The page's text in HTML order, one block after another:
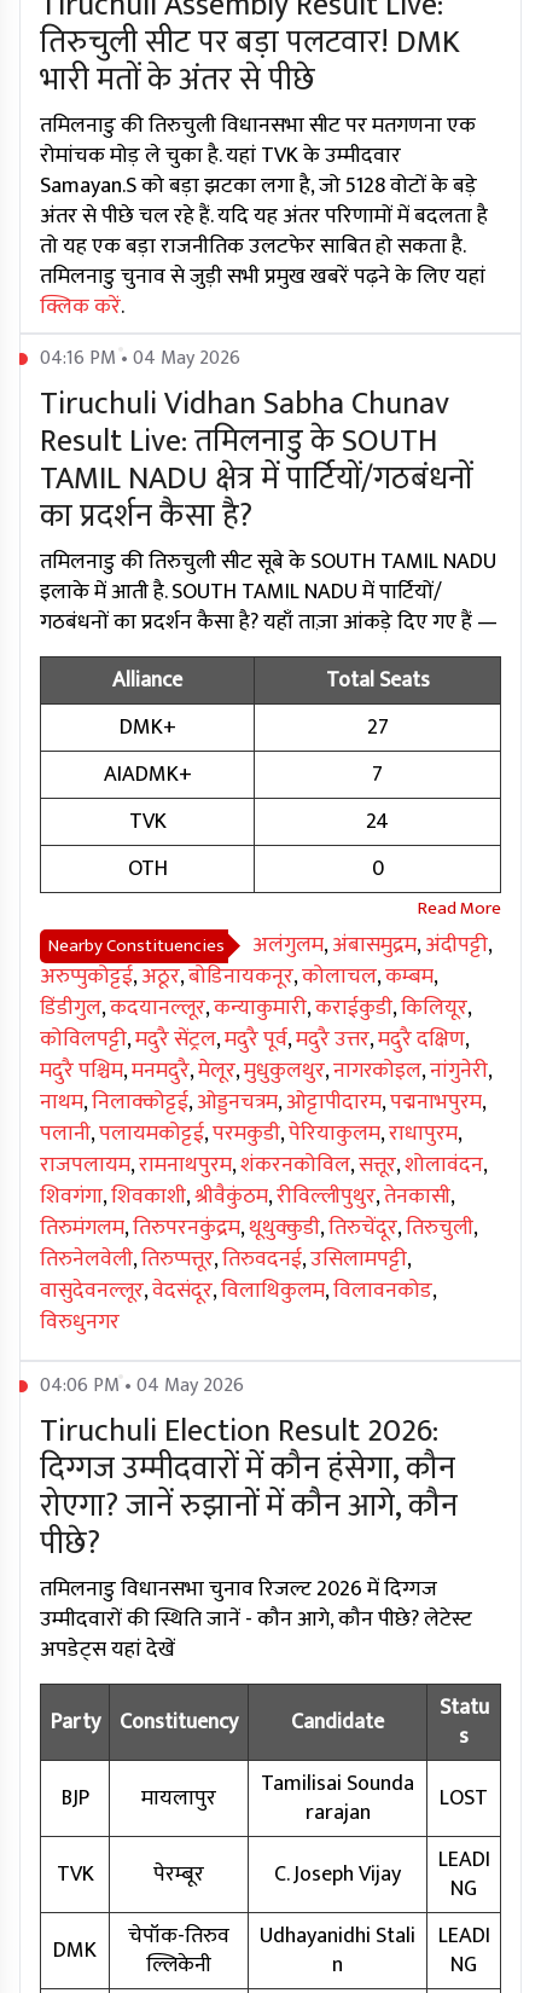
तिरुचुली सीट पर बड़ा पलटवार! DMK
भारी मतों के अंतर से पीछे
तमिलनाडु की तिरुचुली विधानसभा सीट पर मतगणना एक
रोमांचक मोड़ ले चुका है. यहां TVK के उम्मीदवार
Samayan.S को बड़ा झटका लगा है, जो 5128 वोटों के बड़े
अंतर से पीछे चल रहे हैं. यदि यह अंतर परिणामों में बदलता है
तो यह एक बड़ा राजनीतिक उलटफेर साबित हो सकता है.
तमिलनाडु चुनाव से जुड़ी सभी प्रमुख खबरें पढ़ने के लिए यहां
क्लिक करें.
04:16 PM • 04 May 2026
Tiruchuli Vidhan Sabha Chunav
Result Live: तमिलनाडु के SOUTH
TAMIL NADU क्षेत्र में पार्टियों/गठबंधनों
का प्रदर्शन कैसा है?
तमिलनाडु की तिरुचुली सीट सूबे के SOUTH TAMIL NADU
इलाके में आती है. SOUTH TAMIL NADU में पार्टियों/
गठबंधनों का प्रदर्शन कैसा है? यहाँ ताज़ा आंकड़े दिए गए हैं —
Alliance
Total Seats
DMK+
27
AIADMK+
7
TVK
24
OTH
0
Nearby Constituencies अलंगुलम,अंबासमुद्रम,अंदीपट्टी,
अरुप्पुकोट्टई,अठूर,बोडिनायकनूर,कोलाचल,कम्बम,
डिंडीगुल,कदयानल्लूर,कन्याकुमारी,कराईकुडी,किलियूर,
कोविलपट्टी,मदुरै सेंट्रल,मदुरै पूर्व,मदुरै उत्तर,मदुरै दक्षिण,
मदुरै पश्चिम,मनमदुरै,मेलूर,मुधुकुलथुर,नागरकोइल,नांगुनेरी,
नाथम,निलाक्कोट्टई,ओड्डनचत्रम,ओट्टापीदारम,पद्मनाभपुरम,
पलानी,पलायमकोट्टई,परमकुडी,पेरियाकुलम,राधापुरम,
राजपलायम,रामनाथपुरम,शंकरनकोविल,सत्तूर,शोलावंदन,
शिवगंगा,शिवकाशी,श्रीवैकुंठम,रीविल्लीपुथुर,तेनकासी,
तिरुमंगलम,तिरुपरनकुंद्रम,थूथुक्कुडी,तिरुचेंदूर,तिरुचुली,
तिरुनेलवेली,तिरुप्पत्तूर,तिरुवदनई,उसिलामपट्टी,
वासुदेवनल्लूर,वेदसंदूर,विलाथिकुलम,विलावनकोड,
विरुधुनगर
04:06 PM • 04 May 2026
Tiruchuli Election Result 2026:
दिग्गज उम्मीदवारों में कौन हंसेगा, कौन
रोएगा? जानें रुझानों में कौन आगे, कौन
पीछे?
तमिलनाडु विधानसभा चुनाव रिजल्ट 2026 में दिग्गज
उम्मीदवारों की स्थिति जानें - कौन आगे, कौन पीछे? लेटेस्ट
अपडेट्स यहां देखें
Party Constituency Candidate
Statu
s
BJP
मायलापुर
Tamilisai Sounda
rarajan
LOST
TVK पेरम्बूर C. Joseph Vijay
LEADI
NG
DMK
चेपॉक-तिरुव
ल्लिकेनी
Udhayanidhi Stali
n
LEADI
NG